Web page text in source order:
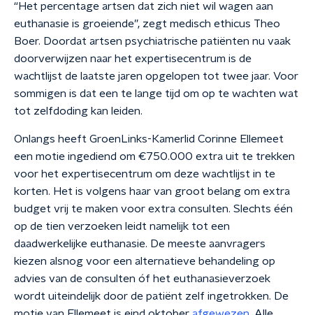
“Het percentage artsen dat zich niet wil wagen aan
euthanasie is groeiende”, zegt medisch ethicus Theo
Boer. Doordat artsen psychiatrische patiënten nu vaak
doorverwijzen naar het expertisecentrum is de
wachtlijst de laatste jaren opgelopen tot twee jaar. Voor
sommigen is dat een te lange tijd om op te wachten wat
tot zelfdoding kan leiden.
Onlangs heeft GroenLinks-Kamerlid Corinne Ellemeet
een motie ingediend om €750.000 extra uit te trekken
voor het expertisecentrum om deze wachtlijst in te
korten. Het is volgens haar van groot belang om extra
budget vrij te maken voor extra consulten. Slechts één
op de tien verzoeken leidt namelijk tot een
daadwerkelijke euthanasie. De meeste aanvragers
kiezen alsnog voor een alternatieve behandeling op
advies van de consulten óf het euthanasieverzoek
wordt uiteindelijk door de patiënt zelf ingetrokken. De